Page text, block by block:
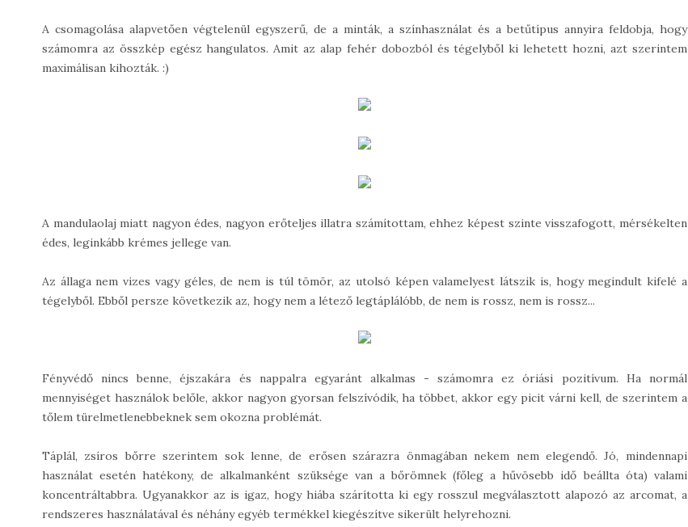
A csomagolása alapvetően végtelenül egyszerű, de a minták, a színhasználat és a betűtípus annyira feldobja, hogy
számomra az összkép egész hangulatos. Amit az alap fehér dobozból és tégelyből ki lehetett hozni, azt szerintem
maximálisan kihozták. :)
A mandulaolaj miatt nagyon édes, nagyon erőteljes illatra számítottam, ehhez képest szinte visszafogott, mérsékelten
édes, leginkább krémes jellege van.
Az állaga nem vizes vagy géles, de nem is túl tömör, az utolsó képen valamelyest látszik is, hogy megindult kifelé a
tégelyből. Ebből persze következik az, hogy nem a létező legtáplálóbb, de nem is rossz, nem is rossz...
Fényvédő nincs benne, éjszakára és nappalra egyaránt alkalmas - számomra ez óriási pozitívum. Ha normál
mennyiséget használok belőle, akkor nagyon gyorsan felszívódik, ha többet, akkor egy picit várni kell, de szerintem a
tőlem türelmetlenebbeknek sem okozna problémát.
Táplál, zsíros bőrre szerintem sok lenne, de erősen szárazra önmagában nekem nem elegendő. Jó, mindennapi
használat esetén hatékony, de alkalmanként szüksége van a bőrömnek (főleg a hűvösebb idő beállta óta) valami
koncentráltabbra. Ugyanakkor az is igaz, hogy hiába szárította ki egy rosszul megválasztott alapozó az arcomat, a
rendszeres használatával és néhány egyéb termékkel kiegészítve sikerült helyrehozni.